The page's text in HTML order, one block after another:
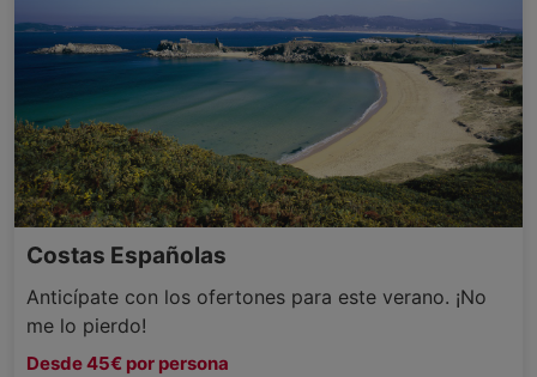
Costas Españolas
Anticípate con los ofertones para este verano. ¡No
me lo pierdo!
Desde 45€ por persona